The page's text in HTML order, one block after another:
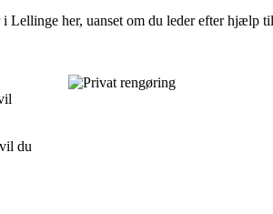
her, uanset om du leder efter hjælp
du